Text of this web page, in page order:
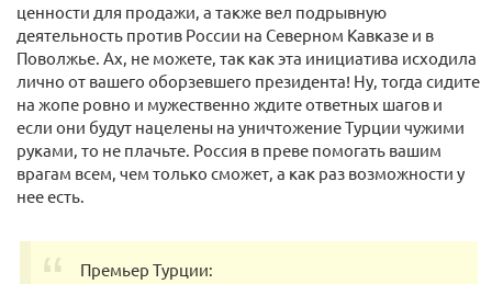
ценности для продажи, а также вел подрывную
деятельность против России на Северном Кавказе и в
Поволжье. Ах, не можете, так как эта инициатива исходила
лично от вашего оборзевшего президента! Ну, тогда сидите
на жопе ровно и мужественно ждите ответных шагов и
если они будут нацелены на уничтожение Турции чужими
руками, то не плачьте. Россия в преве помогать вашим
врагам всем, чем только сможет, а как раз возможности у
нее есть.
Премьер Турции: